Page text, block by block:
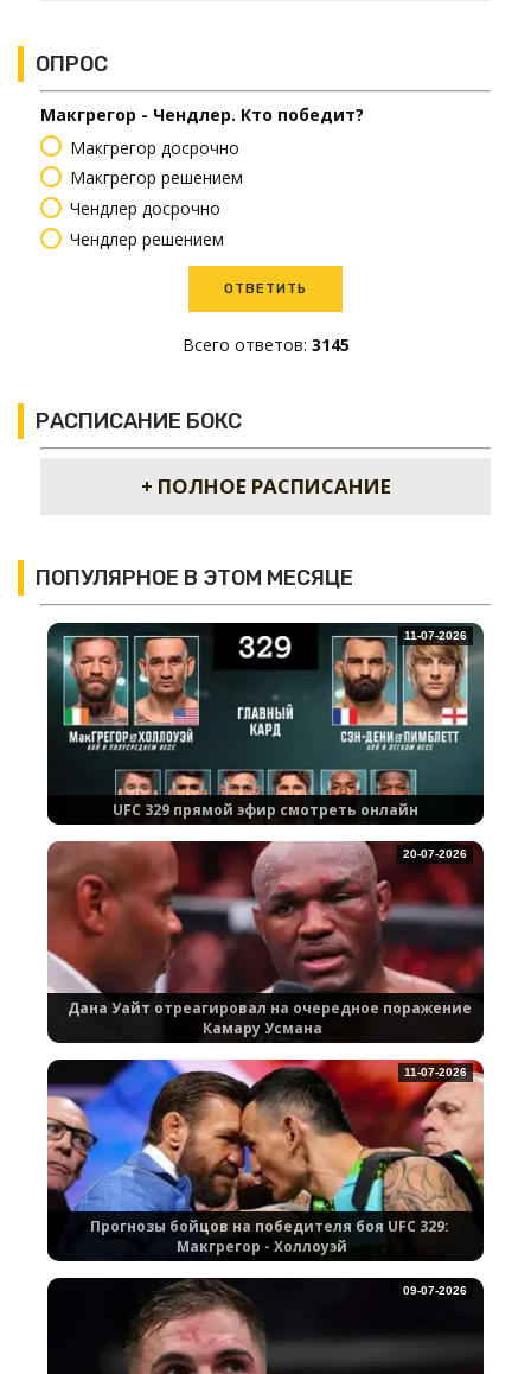
ОПРОС
Макгрегор - Чендлер. Кто победит?
Макгрегор досрочно
Макгрегор решением
Чендлер досрочно
Чендлер решением
Всего ответов: 3145
РАСПИСАНИЕ БОКС
+ ПОЛНОЕ РАСПИСАНИЕ
ПОПУЛЯРНОЕ В ЭТОМ МЕСЯЦЕ
UFC 329 прямой эфир смотреть онлайн
11-07-2026
Дана Уайт отреагировал на очередное поражение
Камару Усмана
20-07-2026
Прогнозы бойцов на победителя боя UFC 329:
Макгрегор - Холлоуэй
11-07-2026
09-07-2026